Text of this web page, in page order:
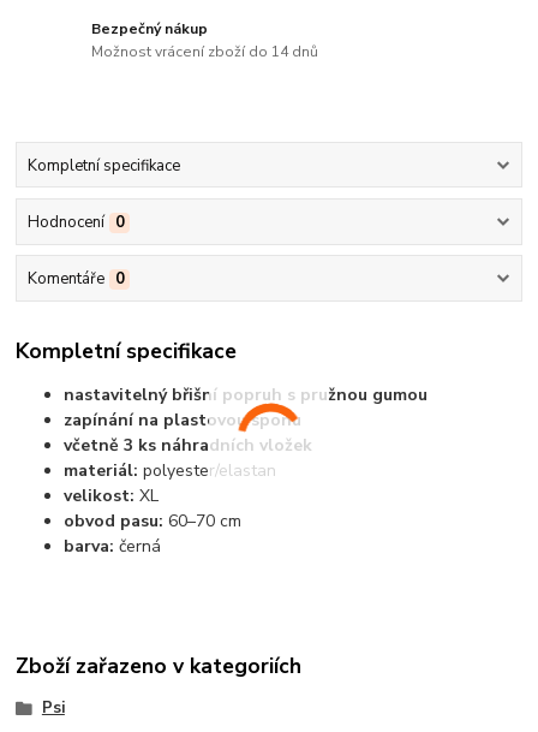
Bezpečný nákup
Možnost vrácení zboží do 14 dnů
Kompletní specifikace
Hodnocení 0
Komentáře 0
Kompletní specifikace
nastavitelný břišní popruh s pružnou gumou
zapínání na plastovou sponu
včetně 3 ks náhradních vložek
materiál: polyester/elastan
velikost:XL
obvod pasu:60–70 cm
barva: černá
Zboží zařazeno v kategoriích
Psi